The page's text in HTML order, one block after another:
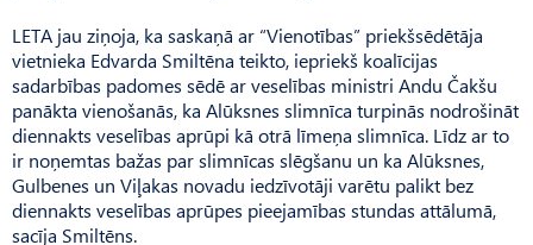
LETA jau ziņoja, ka saskaņā ar “Vienotības” priekšsēdētāja
vietnieka Edvarda Smiltēna teikto, iepriekš koalīcijas
sadarbības padomes sēdē ar veselības ministri Andu Čakšu
panākta vienošanās, ka Alūksnes slimnīca turpinās nodrošināt
diennakts veselības aprūpi kā otrā līmeņa slimnīca. Līdz ar to
ir noņemtas bažas par slimnīcas slēgšanu un ka Alūksnes,
Gulbenes un Viļakas novadu iedzīvotāji varētu palikt bez
diennakts veselības aprūpes pieejamības stundas attālumā,
sacīja Smiltēns.